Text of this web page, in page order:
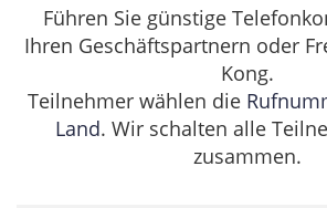
Führen Sie günstige
Ihren Geschäftspartnern oder
Kong.
Teilnehmer wählen die
Land. Wir schalten alle
zusammen.